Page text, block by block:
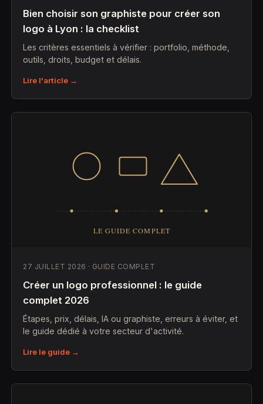
Bien choisir son graphiste pour créer son
logo à Lyon : la checklist
Les critères essentiels à vérifier : portfolio, méthode,
outils, droits, budget et délais.
Lire l'article →
27 JUILLET 2026 · GUIDE COMPLET
Créer un logo professionnel : le guide
complet 2026
Étapes, prix, délais, IA ou graphiste, erreurs à éviter, et
le guide dédié à votre secteur d'activité.
Lire le guide →